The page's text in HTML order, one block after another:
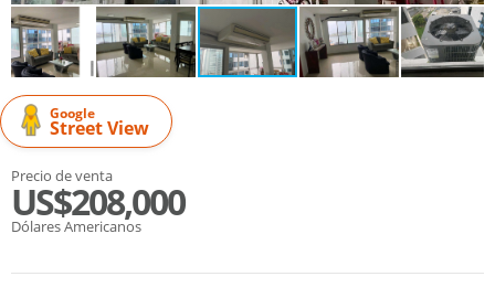
Google
Street View
Precio de venta
US$208,000
Dólares Americanos